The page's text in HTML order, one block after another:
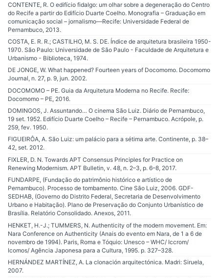
CONTENTE, R. O edifício fidalgo: um olhar sobre a degeneração do Centro
do Recife a partir do Edifício Duarte Coelho. Monografia – Graduação em
comunicação social – jornalismo—Recife: Universidade Federal de
Pernambuco, 2013.
COSTA, E. R. R.; CASTILHO, M. S. DE. Índice de arquitetura brasileira 1950-
1970. São Paulo: Universidade de São Paulo - Faculdade de Arquitetura e
Urbanismo - Biblioteca, 1974.
DE JONGE, W. What happened? Fourteen years of Docomomo. Docomomo
Journal, n. 27, p. 9, jun. 2002.
DOCOMOMO – PE. Guia da Arquitetura Moderna no Recife. Recife:
Docomomo – PE, 2016.
DOMINGOS, J. Assuntando… O cinema São Luiz. Diário de Pernambuco,
19 set. 1952. Edifício Duarte Coelho – Recife – Pernambuco. Acrópole, p.
259, fev. 1950.
FIGUEIRÔA, A. São Luiz: um palácio para a sétima arte. Continente, p. 38–
42, set. 2012.
FIXLER, D. N. Towards APT Consensus Principles for Practice on
Renewing Modernism. APT Bulletin, v. 48, n. 2–3, p. 6–8, 2017.
FUNDARPE, (Fundação do patrimônio histórico e artístico de
Pernambuco). Processo de tombamento. Cine São Luiz, 2006. GDF-
SEDHAB, (Governo do Distrito Federal, Secretaria de Desenvolvimento
Urbano e Habitação). Plano de Preservação do Conjunto Urbanístico de
Brasília. Relatório Consolidado. Anexos, 2011.
HENKET, H.-J.; TUMMERS, N. Authenticity of the modern movement. Em:
Nara Conference on Authenticity (Anais do evento em Nara, de 1 a 6 de
novembro de 1994). Paris, Roma e Tóquio: Unesco – WHC/ Iccrom/
Icomos/ Agência Japonesa para a Cultura, 1995. p. 327–328.
HERNÁNDEZ MARTÍNEZ, A. La clonación arquitectónica. Madri: Siruela,
2007.